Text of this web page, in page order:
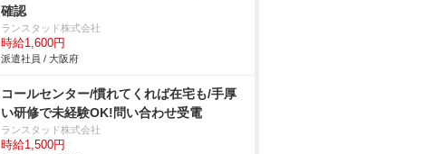
確認
ランスタッド株式会社
時給1,600円
派遣社員 / 大阪府
コールセンター/慣れてくれば在宅も/手厚
い研修で未経験OK!問い合わせ受電
ランスタッド株式会社
時給1,500円